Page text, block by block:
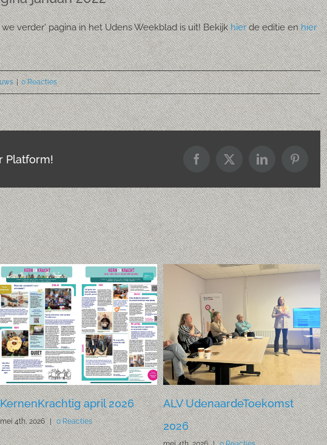
verder’ pagina in het Udens Weekblad is uit! Bekijkhierde editie enhier
| 0 Reacties
Platform! Facebook
X LinkedIn
KernenKrachtig april 2026
mei 4th, 2026 | 0 Reacties
ALV UdenaardeToekomst
2026